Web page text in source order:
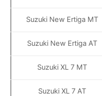
Suzuki New Ertiga MT
Suzuki New Ertiga AT
Suzuki XL 7 MT
Suzuki XL 7 AT